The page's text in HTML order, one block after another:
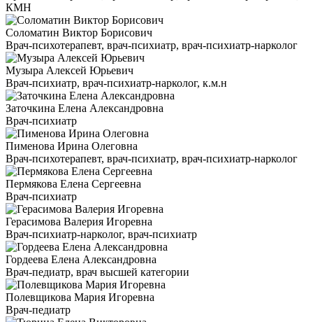
КМН
Соломатин Виктор Борисович
Врач-психотерапевт, врач-психиатр, врач-психиатр-нарколог
Музыра Алексей Юрьевич
Врач-психиатр, врач-психиатр-нарколог, к.м.н
Заточкина Елена Александровна
Врач-психиатр
Пименова Ирина Олеговна
Врач-психотерапевт, врач-психиатр, врач-психиатр-нарколог
Пермякова Елена Сергеевна
Врач-психиатр
Герасимова Валерия Игоревна
Врач-психиатр-нарколог, врач-психиатр
Гордеева Елена Александровна
Врач-педиатр, врач высшей категории
Полевщикова Мария Игоревна
Врач-педиатр